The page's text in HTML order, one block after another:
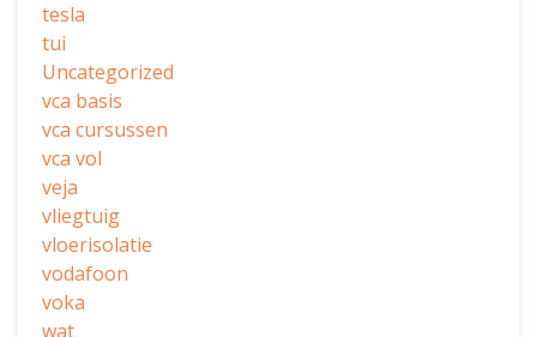
tesla
tui
Uncategorized
vca basis
vca cursussen
vca vol
veja
vliegtuig
vloerisolatie
vodafoon
voka
wat